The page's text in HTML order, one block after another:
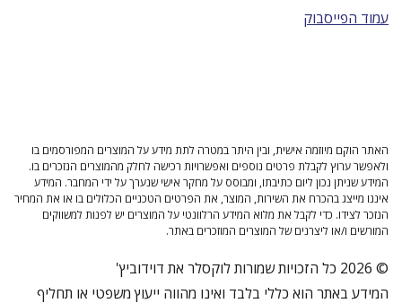
עמוד הפייסבוק
האתר הוקם מיוזמה אישית, ובין היתר במטרה לתת מידע על המוצרים המפורסמים בו
ולאפשר ערוץ לקבלת פרטים נוספים ואפשרויות רכישה לחלק מהמוצרים הנזכרים בו.
המידע שניתן נכון ליום כתיבתו, ומבוסס על מחקר אישי שנערך על ידי המחבר. המידע
איננו מייצג בהכרח את השירות, המוצר, את הפרטים הטכניים הכלולים בו או את המחיר
הנזכר לצידו. כדי לקבל את מלוא המידע הרלוונטי על המוצרים יש לפנות למשווקים
המורשים ו/או ליצרנים של המוצרים המוזכרים באתר.
© 2026 כל הזכויות שמורות לוקסלר את דוידוביץ'
המידע באתר הוא כללי בלבד ואינו מהווה ייעוץ משפטי או תחליף